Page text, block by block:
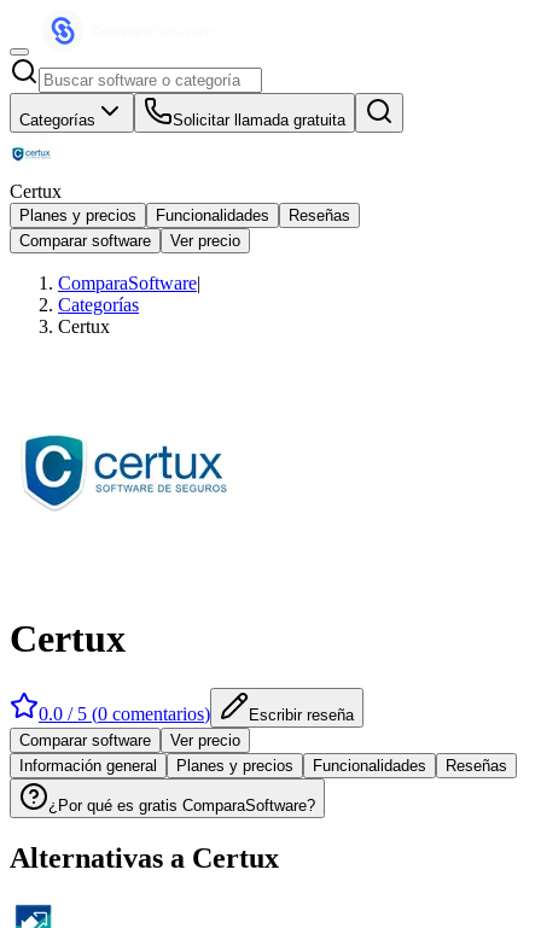
Categorías Solicitar llamada gratuita
Certux
Planes y precios Funcionalidades
Reseñas
Comparar software
Ver precio
ComparaSoftware|
Categorías
Certux
Certux
0.0 / 5 (0 comentarios)
Escribir reseña
Comparar software
Ver precio
Información general
Planes y precios Funcionalidades Reseñas
¿Por qué es gratis ComparaSoftware?
Alternativas a Certux